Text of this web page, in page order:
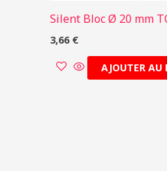
Silent Bloc Ø 20 mm
3,66 €
AJOUTER AU